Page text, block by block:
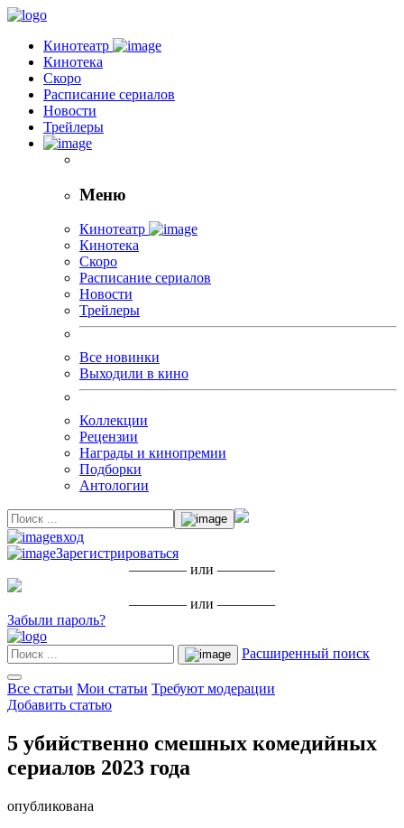
Кинотеатр
Кинотека
Скоро
Расписание сериалов
Новости
Трейлеры
Меню
Кинотеатр
Кинотека
Скоро
Расписание сериалов
Новости
Трейлеры
Все новинки
Выходили в кино
Коллекции
Рецензии
Награды и кинопремии
Подборки
Антологии
вход
Зарегистрироваться
———— или ————
———— или ————
Забыли пароль?
Расширенный поиск
Все статьи Мои статьи Требуют модерации
Добавить статью
5 убийственно смешных комедийных
сериалов 2023 года
опубликована